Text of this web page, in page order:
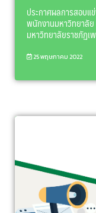
ประกาศผลการสอบแ
พนักงานมหาวิทยาลัย
มหาวิทยาลัยราชภัฏ
25 พฤษภาคม 2022